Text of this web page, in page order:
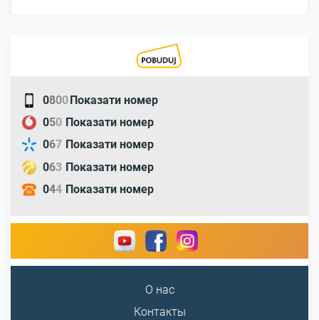
0800Показати номер
050 Показати номер
067 Показати номер
063 Показати номер
044 Показати номер
О нас
Контакты